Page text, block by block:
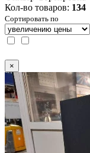
Кол-во товаров: 134
Сортировать по
×